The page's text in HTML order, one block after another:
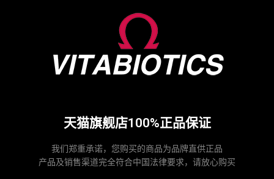
天猫旗舰店100%正品保证
我们郑重承诺，您购买的商品为品牌直供正品
产品及销售渠道完全符合中国法律要求，请放心购买